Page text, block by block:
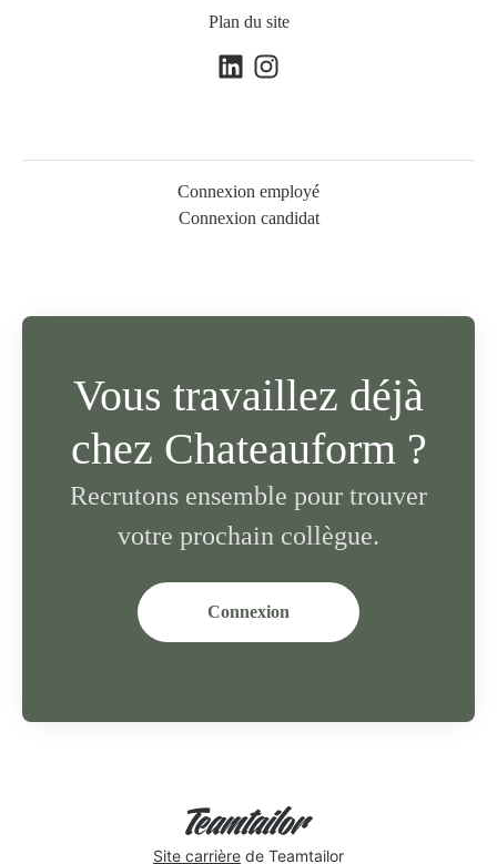
Plan du site
Connexion employé
Connexion candidat
Vous travaillez déjà
chez Chateauform ?
Recrutons ensemble pour trouver
votre prochain collègue.
Connexion
Site carrière de Teamtailor